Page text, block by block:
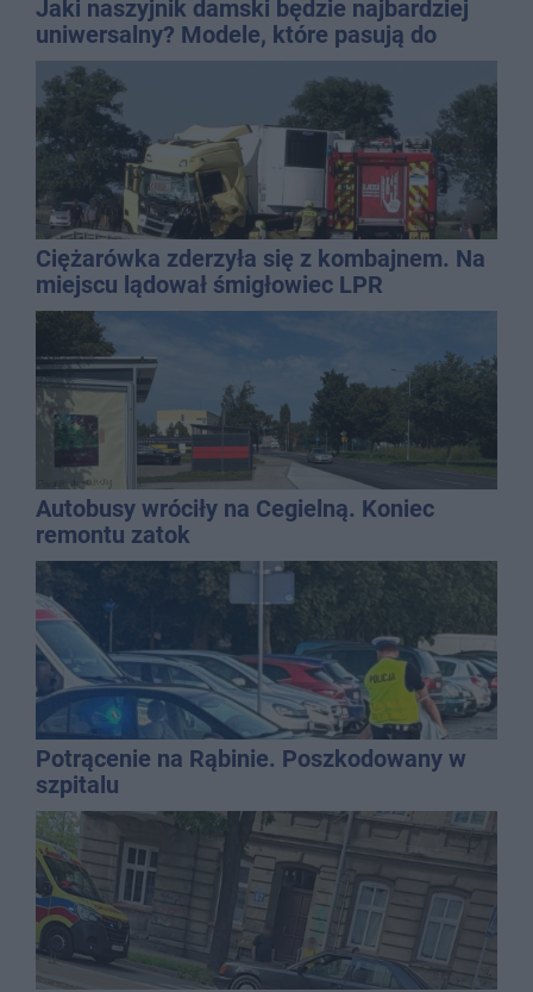
Jaki naszyjnik damski będzie najbardziej
uniwersalny? Modele, które pasują do
wielu stylizacji
Ciężarówka zderzyła się z kombajnem. Na
miejscu lądował śmigłowiec LPR
Autobusy wróciły na Cegielną. Koniec
remontu zatok
Potrącenie na Rąbinie. Poszkodowany w
szpitalu